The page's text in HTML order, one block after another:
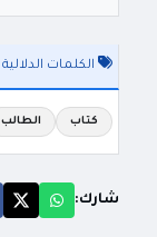
الكلمات الدلالية
كتاب الطالب
شارك: